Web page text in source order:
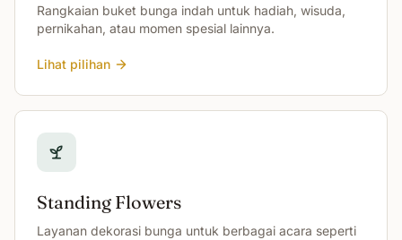
Rangkaian buket bunga indah untuk hadiah, wisuda,
pernikahan, atau momen spesial lainnya.
Lihat pilihan
Standing Flowers
Layanan dekorasi bunga untuk berbagai acara seperti